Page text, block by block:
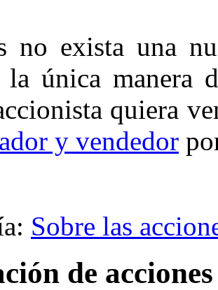
no exista una
la única manera
quiera
y vendedor
Sobre las
de acciones